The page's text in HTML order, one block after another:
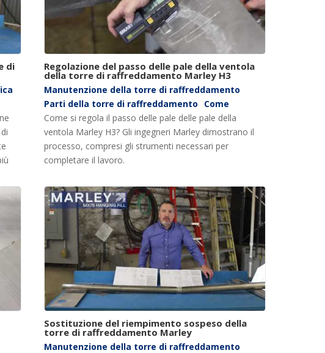
di Regolazione del passo delle pale della ventola
della torre di raffreddamento Marley H3
Manutenzione della torre di raffreddamento
Parti della torre di raffreddamento
Come
Come si regola il passo delle pale delle pale della
ventola Marley H3? Gli ingegneri Marley dimostrano il
processo, compresi gli strumenti necessari per
completare il lavoro.
Sostituzione del riempimento sospeso della
torre di raffreddamento Marley
Manutenzione della torre di raffreddamento